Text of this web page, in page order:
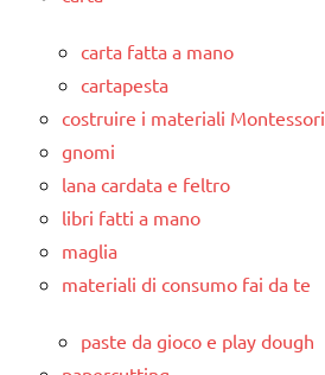
carta fatta a mano
cartapesta
costruire i materiali Montessori
gnomi
lana cardata e feltro
libri fatti a mano
maglia
materiali di consumo fai da te
paste da gioco e play dough